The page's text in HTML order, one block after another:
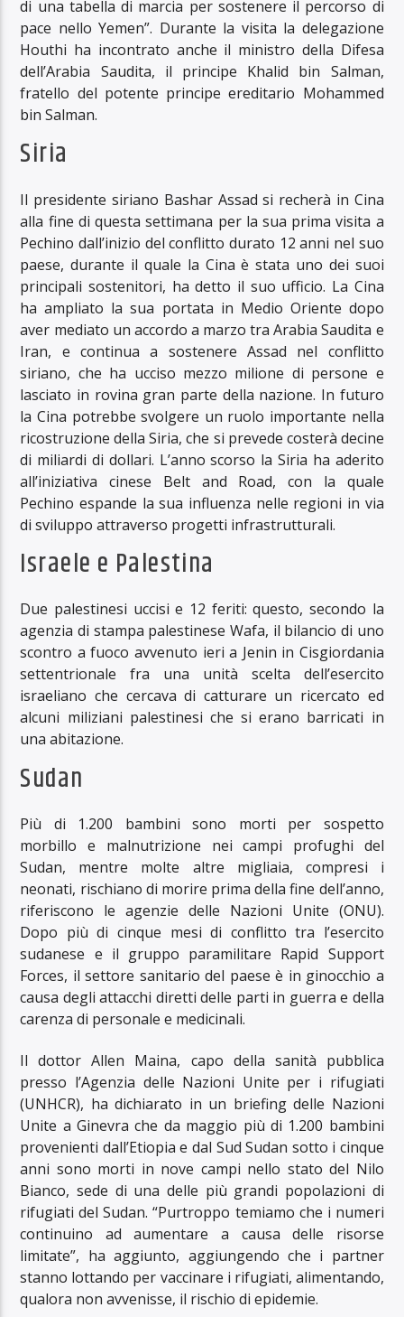
di una tabella di marcia per sostenere il percorso di
pace nello Yemen”. Durante la visita la delegazione
Houthi ha incontrato anche il ministro della Difesa
dell’Arabia Saudita, il principe Khalid bin Salman,
fratello del potente principe ereditario Mohammed
bin Salman.
Siria
Il presidente siriano Bashar Assad si recherà in Cina
alla fine di questa settimana per la sua prima visita a
Pechino dall’inizio del conflitto durato 12 anni nel suo
paese, durante il quale la Cina è stata uno dei suoi
principali sostenitori, ha detto il suo ufficio. La Cina
ha ampliato la sua portata in Medio Oriente dopo
aver mediato un accordo a marzo tra Arabia Saudita e
Iran, e continua a sostenere Assad nel conflitto
siriano, che ha ucciso mezzo milione di persone e
lasciato in rovina gran parte della nazione. In futuro
la Cina potrebbe svolgere un ruolo importante nella
ricostruzione della Siria, che si prevede costerà decine
di miliardi di dollari. L’anno scorso la Siria ha aderito
all’iniziativa cinese Belt and Road, con la quale
Pechino espande la sua influenza nelle regioni in via
di sviluppo attraverso progetti infrastrutturali.
Israele e Palestina
Due palestinesi uccisi e 12 feriti: questo, secondo la
agenzia di stampa palestinese Wafa, il bilancio di uno
scontro a fuoco avvenuto ieri a Jenin in Cisgiordania
settentrionale fra una unità scelta dell’esercito
israeliano che cercava di catturare un ricercato ed
alcuni miliziani palestinesi che si erano barricati in
una abitazione.
Sudan
Più di 1.200 bambini sono morti per sospetto
morbillo e malnutrizione nei campi profughi del
Sudan, mentre molte altre migliaia, compresi i
neonati, rischiano di morire prima della fine dell’anno,
riferiscono le agenzie delle Nazioni Unite (ONU).
Dopo più di cinque mesi di conflitto tra l’esercito
sudanese e il gruppo paramilitare Rapid Support
Forces, il settore sanitario del paese è in ginocchio a
causa degli attacchi diretti delle parti in guerra e della
carenza di personale e medicinali.
Il dottor Allen Maina, capo della sanità pubblica
presso l’Agenzia delle Nazioni Unite per i rifugiati
(UNHCR), ha dichiarato in un briefing delle Nazioni
Unite a Ginevra che da maggio più di 1.200 bambini
provenienti dall’Etiopia e dal Sud Sudan sotto i cinque
anni sono morti in nove campi nello stato del Nilo
Bianco, sede di una delle più grandi popolazioni di
rifugiati del Sudan. “Purtroppo temiamo che i numeri
continuino ad aumentare a causa delle risorse
limitate”, ha aggiunto, aggiungendo che i partner
stanno lottando per vaccinare i rifugiati, alimentando,
qualora non avvenisse, il rischio di epidemie.